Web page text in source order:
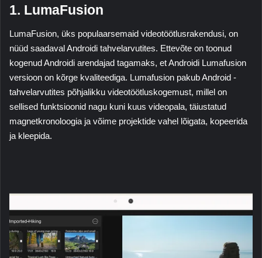
1. LumaFusion
LumaFusion, üks populaarsemaid videotöötlusrakendusi, on
nüüd saadaval Androidi tahvelarvutites. Ettevõte on toonud
kogenud Androidi arendajad tagamaks, et Androidi Lumafusion
versioon on kõrge kvaliteediga. Lumafusion pakub Android -
tahvelarvutites põhjalikku videotöötluskogemust, millel on
sellised funktsioonid nagu kuni kuus videopala, täiustatud
magnetkronoloogia ja võime projektide vahel lõigata, kopeerida
ja kleepida.